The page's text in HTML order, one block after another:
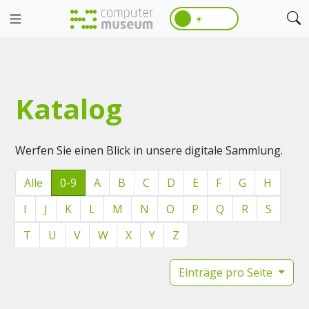
☀️
Katalog
Werfen Sie einen Blick in unsere digitale Sammlung.
Alle 0-9 A B C D E F G
H
I
J K L M N O P Q R
S
T
U V W X Y Z
Einträge pro Seite